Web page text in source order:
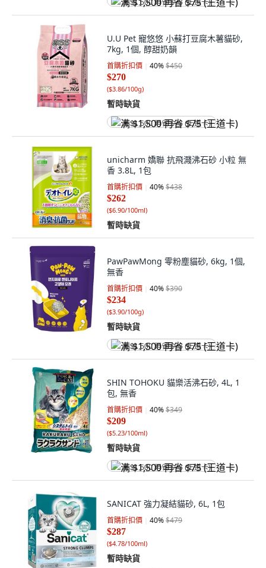
满 $1,500 再省 $75 (王道卡)
U.U Pet 寵悠悠 小蘇打豆腐木薯貓砂,
7kg, 1個, 醇甜奶韻
首購折扣價 40%$450
$270
($3.86/100g)
暫時缺貨
满 $1,500 再省 $75 (王道卡)
unicharm 嬌聯 抗飛濺沸石砂 小粒 無
香 3.8L, 1包
首購折扣價 40%$438
$262
($6.90/100ml)
暫時缺貨
PawPawMong 零粉塵貓砂, 6kg, 1個,
無香
首購折扣價 40%$390
$234
($3.90/100g)
暫時缺貨
满 $1,500 再省 $75 (王道卡)
SHIN TOHOKU 貓樂活沸石砂, 4L, 1
包, 無香
首購折扣價 40%$349
$209
($5.23/100ml)
暫時缺貨
满 $1,500 再省 $75 (王道卡)
SANICAT 強力凝結貓砂, 6L, 1包
首購折扣價 40%$479
$287
($4.78/100ml)
暫時缺貨